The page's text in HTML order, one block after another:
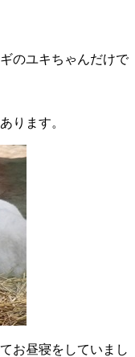
のユキちゃんだけで
ります。
お昼寝をしていまし